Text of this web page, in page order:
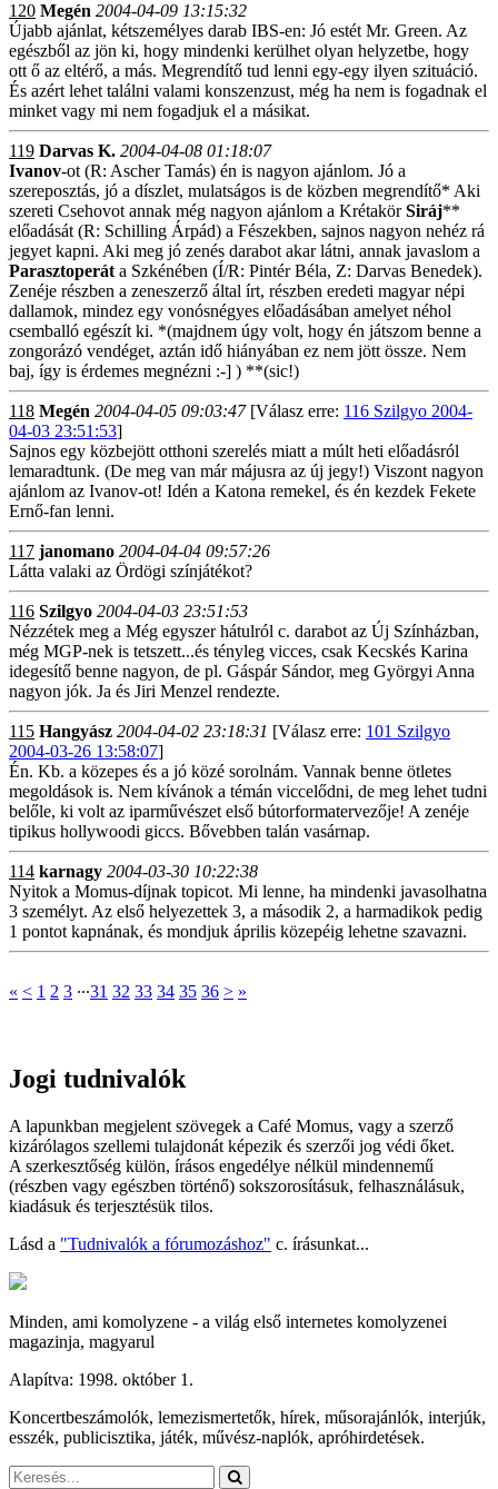
120 Megén 2004-04-09 13:15:32
Újabb ajánlat, kétszemélyes darab IBS-en: Jó estét Mr. Green. Az
egészből az jön ki, hogy mindenki kerülhet olyan helyzetbe, hogy
ott ő az eltérő, a más. Megrendítő tud lenni egy-egy ilyen szituáció.
És azért lehet találni valami konszenzust, még ha nem is fogadnak el
minket vagy mi nem fogadjuk el a másikat.
119 Darvas K. 2004-04-08 01:18:07
Ivanov-ot (R: Ascher Tamás) én is nagyon ajánlom. Jó a
szereposztás, jó a díszlet, mulatságos is de közben megrendítő* Aki
szereti Csehovot annak még nagyon ajánlom a KrétakörSiráj**
előadását (R: Schilling Árpád) a Fészekben, sajnos nagyon nehéz rá
jegyet kapni. Aki meg jó zenés darabot akar látni, annak javaslom a
Parasztoperát a Szkénében (Í/R: Pintér Béla, Z: Darvas Benedek).
Zenéje részben a zeneszerző által írt, részben eredeti magyar népi
dallamok, mindez egy vonósnégyes előadásában amelyet néhol
csemballó egészít ki. *(majdnem úgy volt, hogy én játszom benne a
zongorázó vendéget, aztán idő hiányában ez nem jött össze. Nem
baj, így is érdemes megnézni :-] ) **(sic!)
118 Megén 2004-04-05 09:03:47[Válasz erre: 116 Szilgyo 2004-
04-03 23:51:53]
Sajnos egy közbejött otthoni szerelés miatt a múlt heti előadásról
lemaradtunk. (De meg van már májusra az új jegy!) Viszont nagyon
ajánlom az Ivanov-ot! Idén a Katona remekel, és én kezdek Fekete
Ernő-fan lenni.
117 janomano 2004-04-04 09:57:26
Látta valaki az Ördögi színjátékot?
116 Szilgyo 2004-04-03 23:51:53
Nézzétek meg a Még egyszer hátulról c. darabot az Új Színházban,
még MGP-nek is tetszett...és tényleg vicces, csak Kecskés Karina
idegesítő benne nagyon, de pl. Gáspár Sándor, meg Györgyi Anna
nagyon jók. Ja és Jiri Menzel rendezte.
115 Hangyász 2004-04-02 23:18:31 [Válasz erre: 101 Szilgyo
2004-03-26 13:58:07]
Én. Kb. a közepes és a jó közé sorolnám. Vannak benne ötletes
megoldások is. Nem kívánok a témán viccelődni, de meg lehet tudni
belőle, ki volt az iparművészet első bútorformatervezője! A zenéje
tipikus hollywoodi giccs. Bővebben talán vasárnap.
114 karnagy 2004-03-30 10:22:38
Nyitok a Momus-díjnak topicot. Mi lenne, ha mindenki javasolhatna
3 személyt. Az első helyezettek 3, a második 2, a harmadikok pedig
1 pontot kapnának, és mondjuk április közepéig lehetne szavazni.
« < 1 2 3 ∙∙∙31 32 33 34 35 36 > »
Jogi tudnivalók
A lapunkban megjelent szövegek a Café Momus, vagy a szerző
kizárólagos szellemi tulajdonát képezik és szerzői jog védi őket.
A szerkesztőség külön, írásos engedélye nélkül mindennemű
(részben vagy egészben történő) sokszorosításuk, felhasználásuk,
kiadásuk és terjesztésük tilos.
Lásd a "Tudnivalók a fórumozáshoz" c. írásunkat...
Minden, ami komolyzene - a világ első internetes komolyzenei
magazinja, magyarul
Alapítva: 1998. október 1.
Koncertbeszámolók, lemezismertetők, hírek, műsorajánlók, interjúk,
esszék, publicisztika, játék, művész-naplók, apróhirdetések.